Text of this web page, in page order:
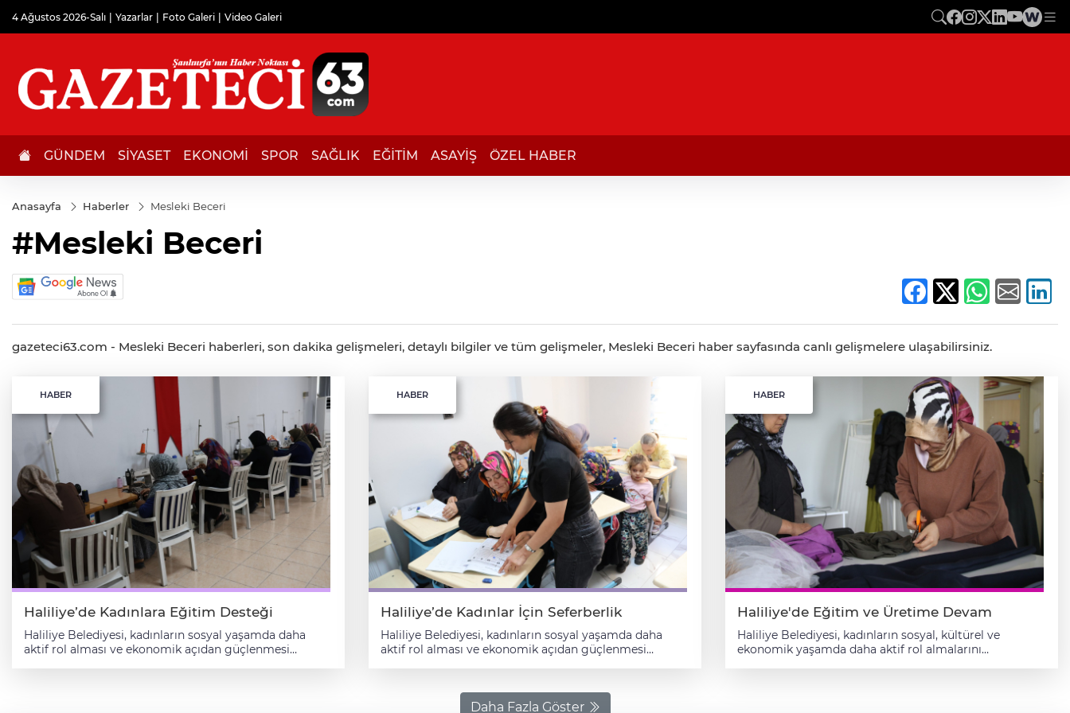
4 Ağustos 2026-Salı Yazarlar Foto Galeri Video Galeri
GÜNDEM SİYASET EKONOMİ SPOR SAĞLIK EĞİTİM ASAYİŞ ÖZEL HABER
Anasayfa Haberler Mesleki Beceri
#Mesleki Beceri
gazeteci63.com - Mesleki Beceri haberleri, son dakika gelişmeleri, detaylı bilgiler ve tüm gelişmeler, Mesleki Beceri haber sayfasında canlı gelişmelere ulaşabilirsiniz.
HABER
Haliliye’de Kadınlara Eğitim Desteği
Haliliye Belediyesi, kadınların sosyal yaşamda daha
aktif rol alması ve ekonomik açıdan güçlenmesi
HABER
Haliliye’de Kadınlar İçin Seferberlik
Haliliye Belediyesi, kadınların sosyal yaşamda daha
aktif rol alması ve ekonomik açıdan güçlenmesi
öncülüğünde yürütülen çalışmalar kapsamında
kadınlara hem mesleki beceri kazandırılıyor hem de
HABER
Haliliye'de Eğitim ve Üretime Devam
Haliliye Belediyesi, kadınların sosyal, kültürel ve
ekonomik yaşamda daha aktif rol almalarını
Daha Fazla Göster